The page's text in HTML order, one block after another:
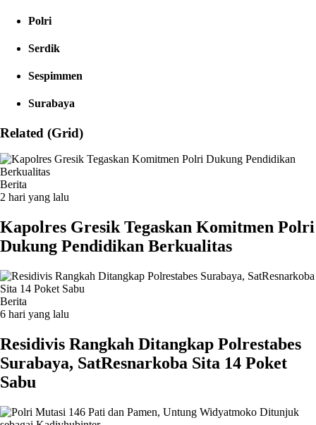
Polri
Serdik
Sespimmen
Surabaya
Related (Grid)
Berita
2 hari yang lalu
Kapolres Gresik Tegaskan Komitmen Polri
Dukung Pendidikan Berkualitas
Berita
6 hari yang lalu
Residivis Rangkah Ditangkap Polrestabes
Surabaya, SatResnarkoba Sita 14 Poket
Sabu